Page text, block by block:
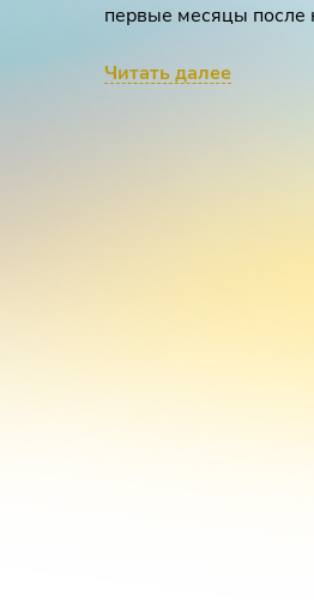
первые месяцы после
композитор,
исполненная тихой,
Моцарта, Л. Вьерна,
Читать далее